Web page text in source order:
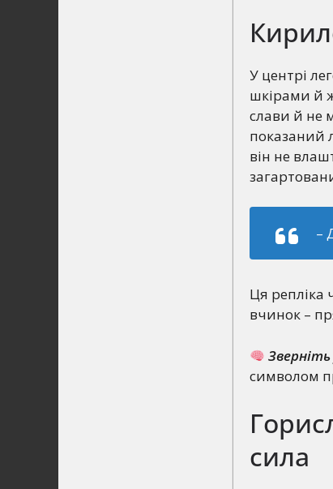
У центрі
шкірами й
слави й не
показаний
він не
–
Ця репліка
вчинок –
Зверніть
символом
сила